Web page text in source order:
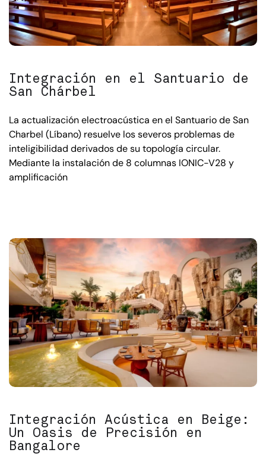
Integración en el Santuario de
San Chárbel
La actualización electroacústica en el Santuario de San
Charbel (Líbano) resuelve los severos problemas de
inteligibilidad derivados de su topología circular.
Mediante la instalación de 8 columnas IONIC-V28 y
amplificación
Integración Acústica en Beige:
Un Oasis de Precisión en
Bangalore